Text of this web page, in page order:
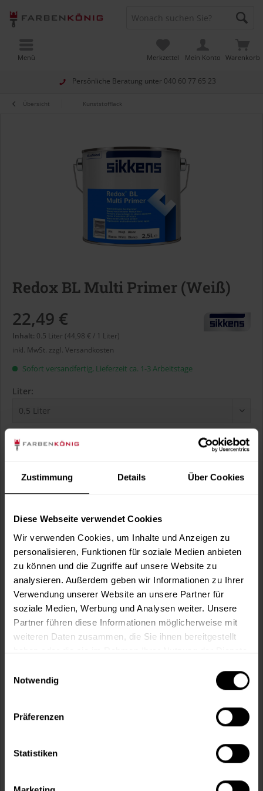
Zustimmung Details Über Cookies
Diese Webseite verwendet Cookies
Wir verwenden Cookies, um Inhalte und Anzeigen zu
personalisieren, Funktionen für soziale Medien anbieten
zu können und die Zugriffe auf unsere Website zu
analysieren. Außerdem geben wir Informationen zu Ihrer
Verwendung unserer Website an unsere Partner für
soziale Medien, Werbung und Analysen weiter. Unsere
Partner führen diese Informationen möglicherweise mit
weiteren Daten zusammen, die Sie ihnen bereitgestellt
Notwendig
Präferenzen
Statistiken
Persönliche Beratung unter 040 60 77 65 23
Warenkorb
Merkzettel Mein Konto
Menü
Übersicht Kunststofflack
Redox BL Multi Primer (Weiß)
22,49 €
Inhalt: 0.5 Liter (44,98 € / 1 Liter)
inkl. MwSt. zzgl. Versandkosten
Sofort versandfertig, Lieferzeit ca. 1-3 Arbeitstage
Liter:
Verbrauch berechnen
m²
In den Warenkorb
Merken Fragen zum Artikel?
Artikel-Nr.: SI0044WEISS
Versand innerhalb von 48h*